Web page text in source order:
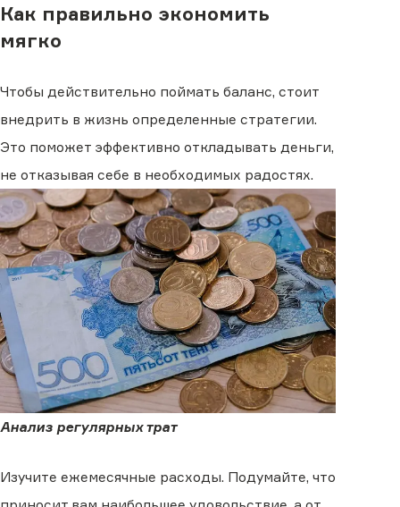
Как правильно экономить
мягко
Чтобы действительно поймать баланс, стоит
внедрить в жизнь определенные стратегии.
Это поможет эффективно откладывать деньги,
не отказывая себе в необходимых радостях.
Анализ регулярных трат
Изучите ежемесячные расходы. Подумайте, что